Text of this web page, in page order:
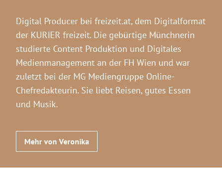
Digital Producer bei freizeit.at, dem Digitalformat
der KURIER freizeit. Die gebürtige Münchnerin
studierte Content Produktion und Digitales
Medienmanagement an der FH Wien und war
zuletzt bei der MG Mediengruppe Online-
Chefredakteurin. Sie liebt Reisen, gutes Essen
und Musik.
Mehr von Veronika